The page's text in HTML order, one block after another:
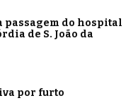
passagem do hospital
de S. João da
por furto